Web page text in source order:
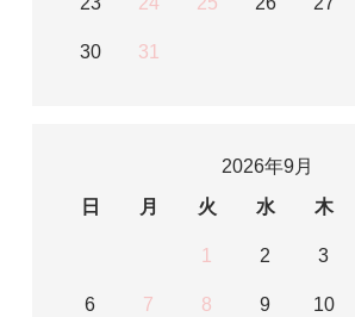
30 31
2026年9月
日
月 火 水 木
1 2 3
6 7 8 9 10